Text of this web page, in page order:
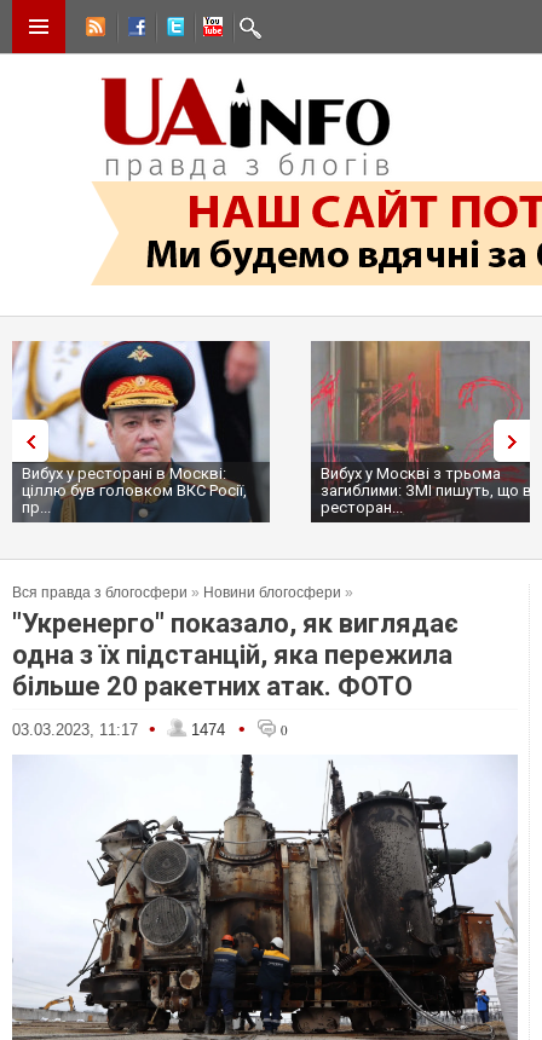
Вибух у ресторані в Москві:
ціллю був головком ВКС Росії,
пр...
Вибух у Москві з трьома
загиблими: ЗМІ пишуть, що в
ресторан...
Вся правда з блогосфери » Новини блогосфери »
"Укренерго" показало, як виглядає
одна з їх підстанцій, яка пережила
більше 20 ракетних атак. ФОТО
03.03.2023, 11:17 • 1474 • 0